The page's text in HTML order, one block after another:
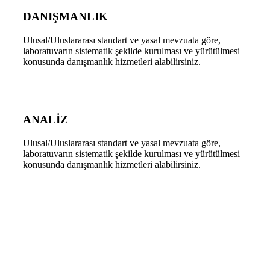
DANIŞMANLIK
Ulusal/Uluslararası standart ve yasal mevzuata göre,
laboratuvarın sistematik şekilde kurulması ve yürütülmesi
konusunda danışmanlık hizmetleri alabilirsiniz.
ANALİZ
Ulusal/Uluslararası standart ve yasal mevzuata göre,
laboratuvarın sistematik şekilde kurulması ve yürütülmesi
konusunda danışmanlık hizmetleri alabilirsiniz.